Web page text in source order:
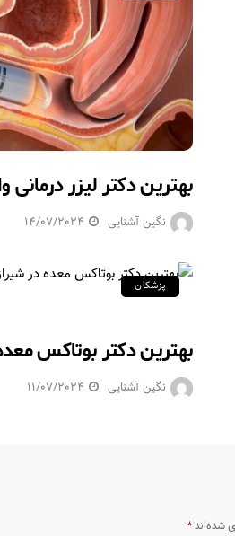
بهترین دکتر لیزر درمانی
نگین آشنایی 14/07/2024
پزشکان
بهترین دکتر بوتاکس
نگین آشنایی 11/07/2024
شده‌اند*